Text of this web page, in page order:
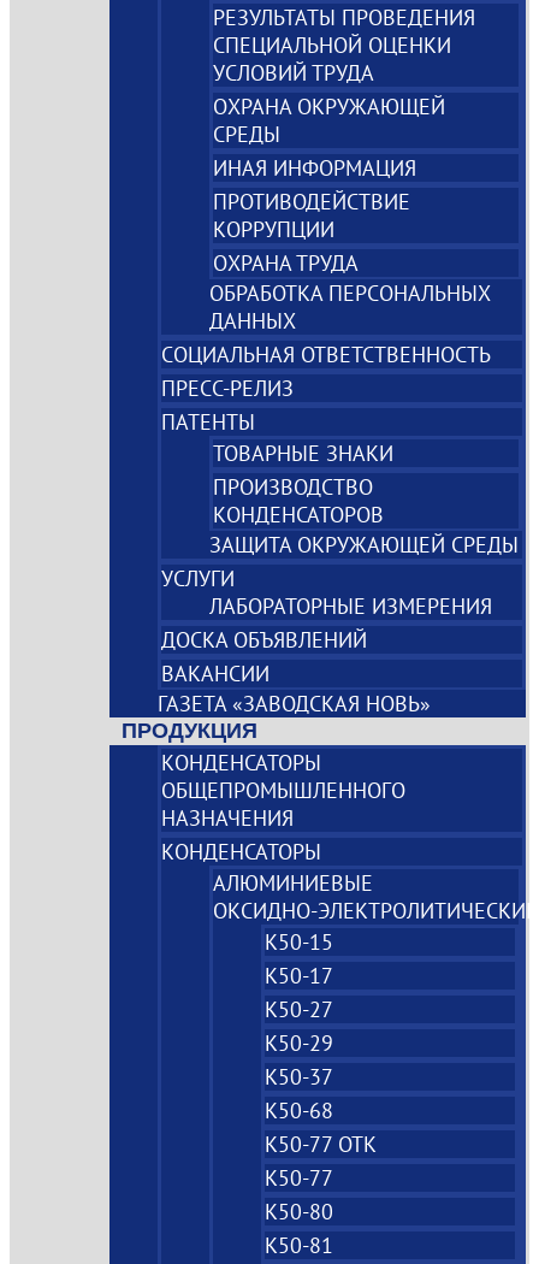
РЕЗУЛЬТАТЫ ПРОВЕДЕНИЯ
СПЕЦИАЛЬНОЙ ОЦЕНКИ
УСЛОВИЙ ТРУДА
ОХРАНА ОКРУЖАЮЩЕЙ
СРЕДЫ
ИНАЯ ИНФОРМАЦИЯ
ПРОТИВОДЕЙСТВИЕ
КОРРУПЦИИ
ОХРАНА ТРУДА
ОБРАБОТКА ПЕРСОНАЛЬНЫХ
ДАННЫХ
СОЦИАЛЬНАЯ ОТВЕТСТВЕННОСТЬ
ПРЕСС-РЕЛИЗ
ПАТЕНТЫ
ТОВАРНЫЕ ЗНАКИ
ПРОИЗВОДСТВО
КОНДЕНСАТОРОВ
ЗАЩИТА ОКРУЖАЮЩЕЙ СРЕДЫ
УСЛУГИ
ЛАБОРАТОРНЫЕ ИЗМЕРЕНИЯ
ДОСКА ОБЪЯВЛЕНИЙ
ВАКАНСИИ
ГАЗЕТА «ЗАВОДСКАЯ НОВЬ»
ПРОДУКЦИЯ
КОНДЕНСАТОРЫ
ОБЩЕПРОМЫШЛЕННОГО
НАЗНАЧЕНИЯ
КОНДЕНСАТОРЫ
АЛЮМИНИЕВЫЕ
ОКСИДНО‑ЭЛЕКТРОЛИТИЧЕСКИЕ
К50-15
К50-17
К50-27
К50-29
К50-37
К50-68
К50-77 ОТК
К50-77
К50-80
К50-81